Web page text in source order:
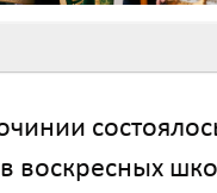
воскресных